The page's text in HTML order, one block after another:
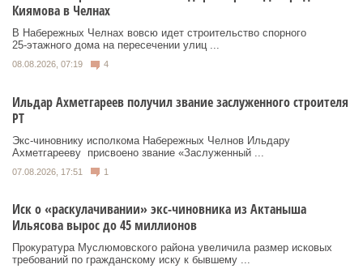
Киямова в Челнах
В Набережных Челнах вовсю идет строительство спорного
25‑этажного дома на пересечении улиц ...
08.08.2026, 07:19 4
Ильдар Ахметгареев получил звание заслуженного строителя
РТ
Экс‑чиновнику исполкома Набережных Челнов Ильдару
Ахметгарееву присвоено звание «Заслуженный ...
07.08.2026, 17:51 1
Иск о «раскулачивании» экс-чиновника из Актаныша
Ильясова вырос до 45 миллионов
Прокуратура Муслюмовского района увеличила размер исковых
требований по гражданскому иску к бывшему ...